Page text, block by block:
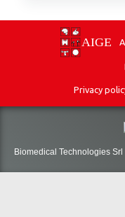
Privacy
Biomedical Technologies